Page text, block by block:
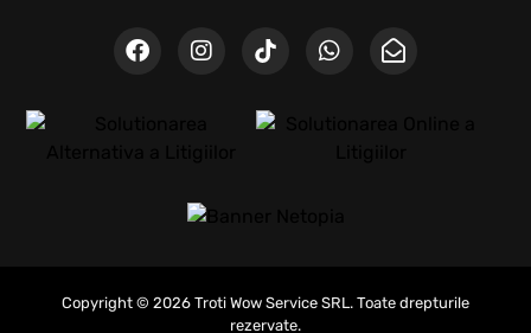
Copyright © 2026 Troti Wow Service SRL. Toate drepturile
rezervate.